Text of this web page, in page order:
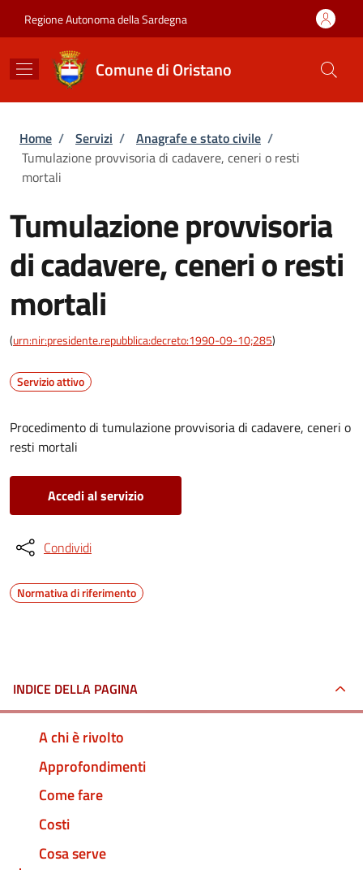
Regione Autonoma della Sardegna
Comune di Oristano
Briciole di pane
Home / Servizi / Anagrafe e stato civile /
Tumulazione provvisoria di cadavere, ceneri o resti
mortali
Tumulazione provvisoria
di cadavere, ceneri o resti
mortali
(urn:nir:presidente.repubblica:decreto:1990-09-10;285)
Servizio attivo
Procedimento di tumulazione provvisoria di cadavere, ceneri o
resti mortali
Accedi al servizio
Condividi
Normativa di riferimento
INDICE DELLA PAGINA
A chi è rivolto
Approfondimenti
Come fare
Costi
Cosa serve